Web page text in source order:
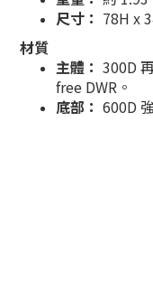
尺寸： 78H x
材質
主體： 300D
free DWR。
底部： 600D